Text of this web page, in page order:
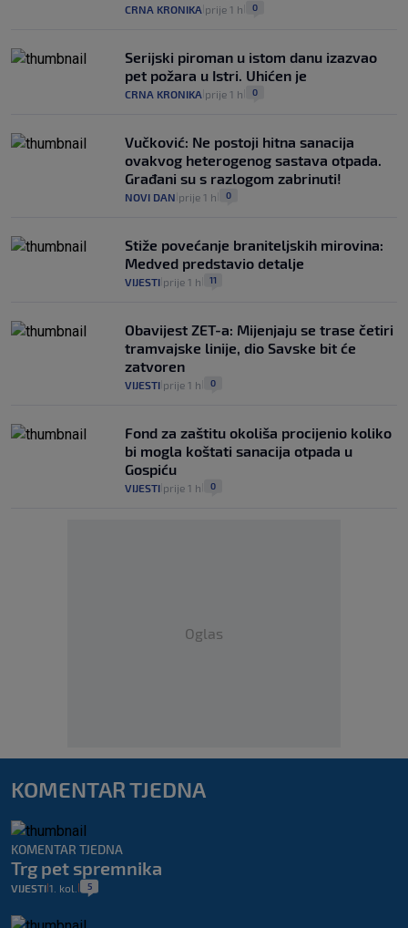
CRNA KRONIKA prije 1 h 0
Serijski piroman u istom danu izazvao
pet požara u Istri. Uhićen je
CRNA KRONIKA prije 1 h 0
Vučković: Ne postoji hitna sanacija
ovakvog heterogenog sastava otpada.
Građani su s razlogom zabrinuti!
NOVI DAN prije 1 h 0
Stiže povećanje braniteljskih mirovina:
Medved predstavio detalje
VIJESTI prije 1 h 11
Obavijest ZET-a: Mijenjaju se trase četiri
tramvajske linije, dio Savske bit će
zatvoren
VIJESTI prije 1 h 0
Fond za zaštitu okoliša procijenio koliko
bi mogla koštati sanacija otpada u
Gospiću
VIJESTI prije 1 h 0
Oglas
KOMENTAR TJEDNA
KOMENTAR TJEDNA
Trg pet spremnika
VIJESTI 1. kol. 5